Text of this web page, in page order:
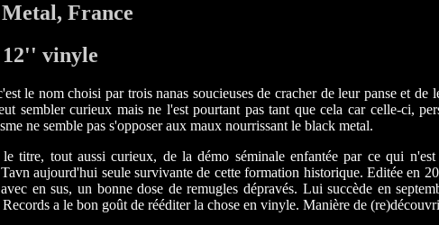
France
12'' vinyle
le nom choisi par trois nanas soucieuses de cracher de leur panse et
sembler curieux mais ne l'est pourtant pas tant que cela car celle-ci,
ne semble pas s'opposer aux maux nourrissant le black metal.
titre, tout aussi curieux, de la démo séminale enfantée par ce qui
aujourd'hui seule survivante de cette formation historique. Editée
en sus, un bonne dose de remugles dépravés. Lui succède en
a le bon goût de rééditer la chose en vinyle. Manière de